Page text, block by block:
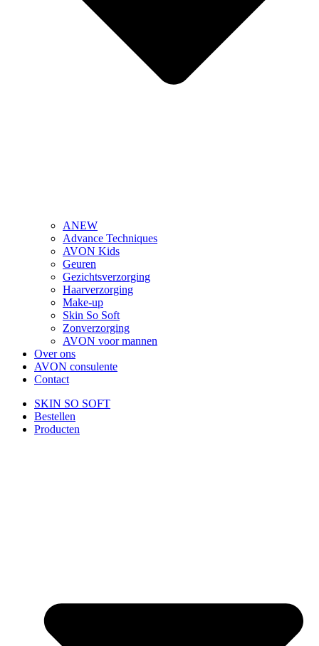
ANEW
Advance Techniques
AVON Kids
Geuren
Gezichtsverzorging
Haarverzorging
Make-up
Skin So Soft
Zonverzorging
AVON voor mannen
Over ons
AVON consulente
Contact
SKIN SO SOFT
Bestellen
Producten